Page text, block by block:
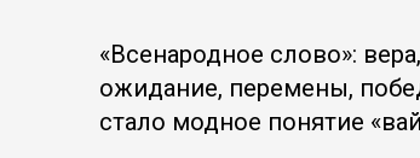
«Всенародное слово»:
ожидание, перемены,
стало модное понятие